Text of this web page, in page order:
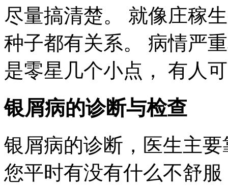
尽量搞清楚。 就像庄稼
种子都有关系。 病情严
是零星几个小点， 有人
银屑病的诊断与检查
银屑病的诊断，医生主
您平时有没有什么不舒